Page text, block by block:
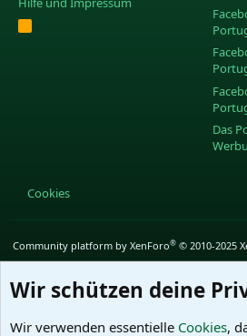
R
S
Das
Cookies
Community platform by XenForo® © 2010-2025
Wir schützen deine
Wir verwenden essentielle Cookies,